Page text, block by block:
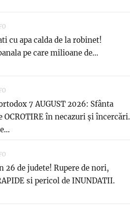
cu apa calda de la robinet!
pe care milioane de...
7 AUGUST 2026: Sfânta
OCROTIRE în necazuri și încercări.
26 de judete! Rupere de nori,
si pericol de INUNDATII.